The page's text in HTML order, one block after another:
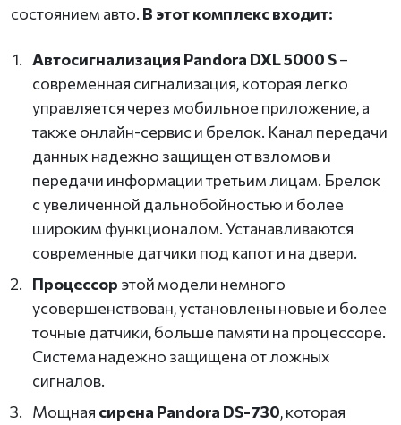
состоянием авто. В этот комплекс входит:
Автосигнализация Pandora DXL 5000 S–
современная сигнализация, которая легко
управляется через мобильное приложение, а
также онлайн-сервис и брелок. Канал передачи
данных надежно защищен от взломов и
передачи информации третьим лицам. Брелок
с увеличенной дальнобойностью и более
широким функционалом. Устанавливаются
современные датчики под капот и на двери.
Процессор этой модели немного
усовершенствован, установлены новые и более
точные датчики, больше памяти на процессоре.
Система надежно защищена от ложных
сигналов.
Мощная сирена Pandora DS-730, которая